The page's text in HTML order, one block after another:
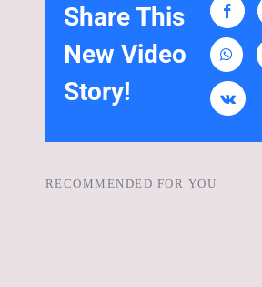
Share This
New Video
Story!
RECOMMENDED FOR YOU